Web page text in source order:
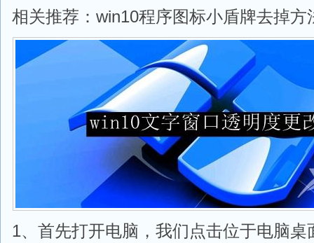
相关推荐：win10程序图标小盾牌去掉方
1、首先打开电脑，我们点击位于电脑